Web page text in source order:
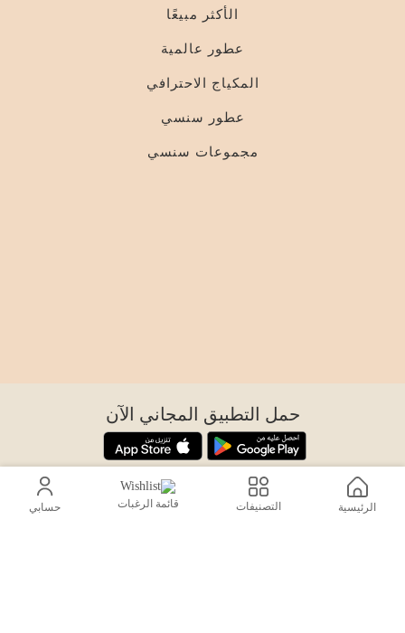
الرئيسية التصنيفات قائمة الرغبات حسابي
الأكثر مبيعًا
عطور عالمية
المكياج الاحترافي
عطور سنسي
مجموعات سنسي
حمل التطبيق المجاني الآن
اتصل بنا